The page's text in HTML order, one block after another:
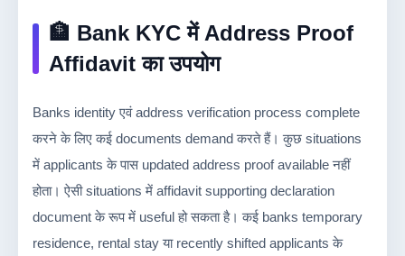
🏦 Bank KYC में Address Proof
Affidavit का उपयोग
Banks identity एवं address verification process complete
करने के लिए कई documents demand करते हैं। कुछ situations
में applicants के पास updated address proof available नहीं
होता। ऐसी situations में affidavit supporting declaration
document के रूप में useful हो सकता है। कई banks temporary
residence, rental stay या recently shifted applicants के